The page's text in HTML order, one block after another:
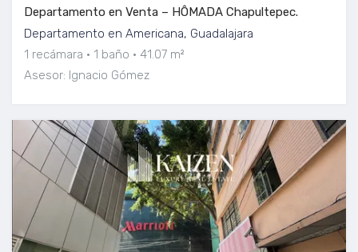
Departamento en Venta – HÔMADA Chapultepec.
Departamento en Americana, Guadalajara
1 recámara
1 baño
41.07 m²
Asesor: Ignacio Gómez